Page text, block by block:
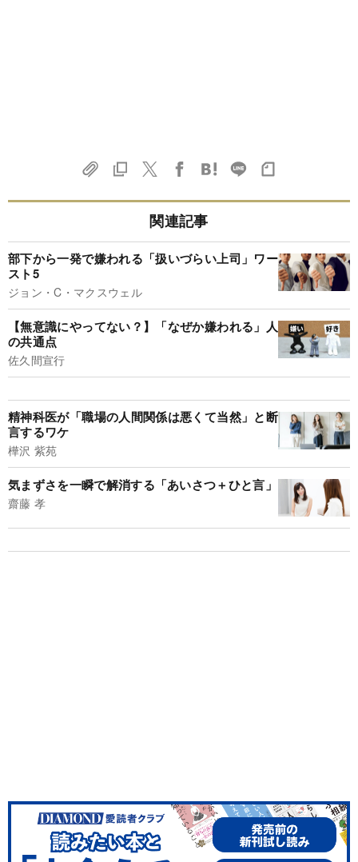
関連記事
部下から一発で嫌われる「扱いづらい上司」ワー
スト5
ジョン・C・マクスウェル
【無意識にやってない？】「なぜか嫌われる」人
の共通点
佐久間宣行
精神科医が「職場の人間関係は悪くて当然」と断
言するワケ
樺沢 紫苑
気まずさを一瞬で解消する「あいさつ＋ひと言」
齋藤 孝